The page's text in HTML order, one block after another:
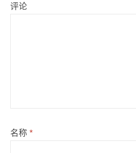
评论
名称 *